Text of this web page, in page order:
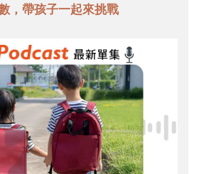
，帶孩子一起來挑戰